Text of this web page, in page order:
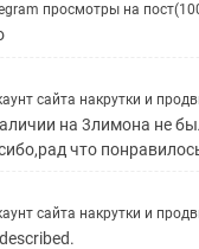
просмотры на
сайта накрутки и
на 3лимона не
что
сайта накрутки и